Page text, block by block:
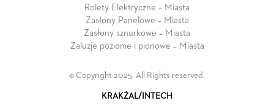
Rolety Elektryczne – Miasta
Zasłony Panelowe – Miasta
Zasłony sznurkowe – Miasta
Żaluzje poziome i pionowe – Miasta
© Copyright 2025. All Rights reserved.
KRAKŻAL/INTECH